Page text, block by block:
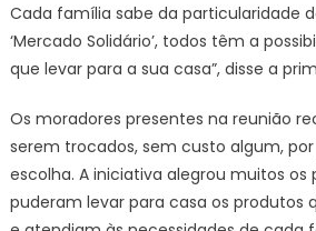
Cada família sabe da particularidade
‘Mercado Solidário’, todos têm a
que levar para a sua casa”, disse a
Os moradores presentes na reunião
serem trocados, sem custo algum,
escolha. A iniciativa alegrou muitos os
puderam levar para casa os produtos